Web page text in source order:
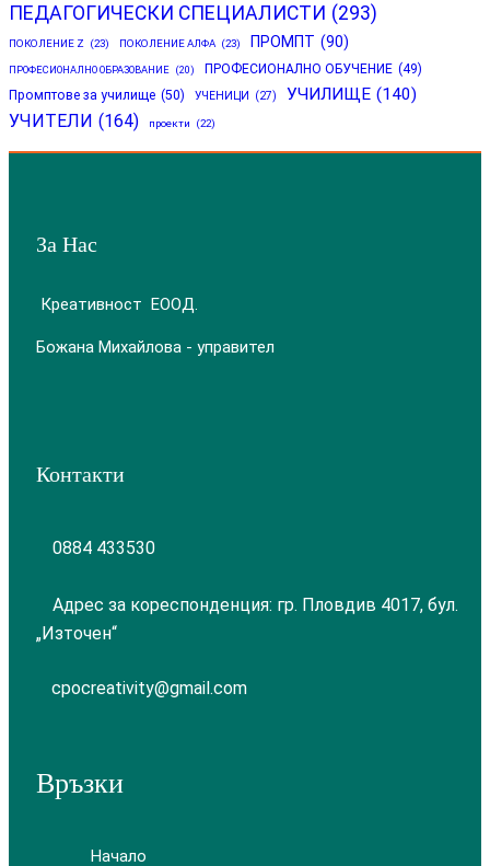
ПЕДАГОГИЧЕСКИ СПЕЦИАЛИСТИ (293)
ПОКОЛЕНИЕ Z (23) ПОКОЛЕНИЕ АЛФА (23) ПРОМПТ (90)
ПРОФЕСИОНАЛНО ОБРАЗОВАНИЕ (20) ПРОФЕСИОНАЛНО ОБУЧЕНИЕ (49)
Промптове за училище (50) УЧЕНИЦИ (27) УЧИЛИЩЕ (140)
УЧИТЕЛИ (164) проекти (22)
За Нас
Креативност ЕООД.
Божана Михайлова - управител
Контакти
0884 433530
Адрес за кореспонденция: гр. Пловдив 4017, бул.
„Източен“
cpocreativity@gmail.com
Връзки
Начало